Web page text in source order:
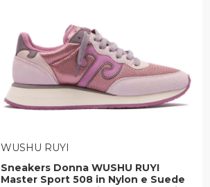
VENDITORE:
WUSHU RUYI
Sneakers Donna WUSHU RUYI
Master Sport 508 in Nylon e Suede